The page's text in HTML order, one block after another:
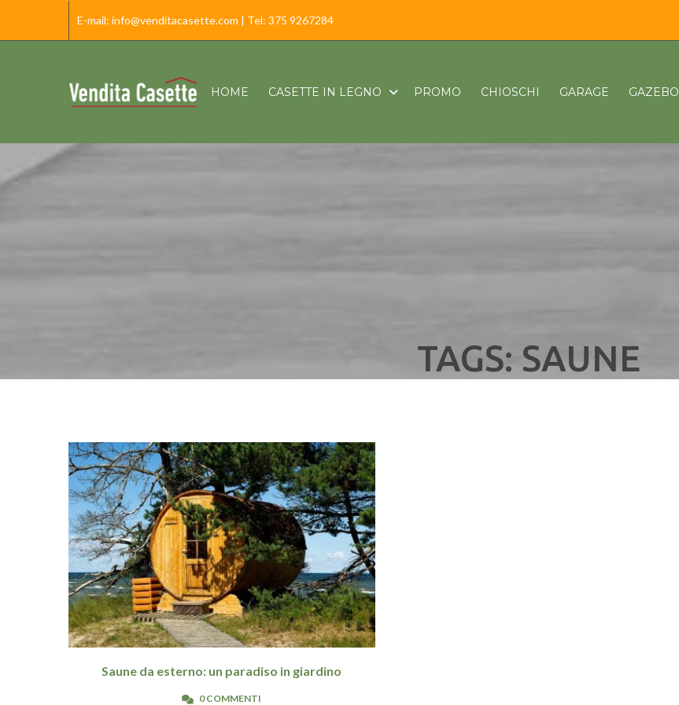
E-mail: info@venditacasette.com | Tel: 375 9267284
HOME CASETTE IN LEGNO PROMO CHIOSCHI GARAGE GAZEBO
TAGS: SAUNE
Saune da esterno: un paradiso in giardino
0 COMMENTI